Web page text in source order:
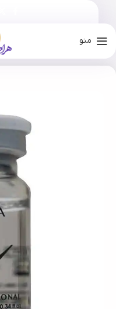
منو
فیوژن